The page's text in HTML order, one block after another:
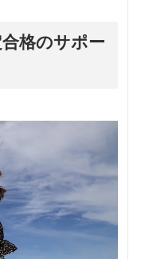
格のサポー